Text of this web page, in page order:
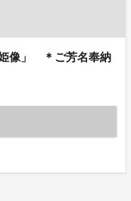
像」 ＊ご芳名奉納